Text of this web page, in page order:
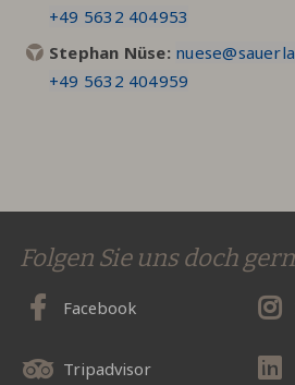
+49 5632 404953
Stephan Nüse:
+49 5632 404959
Folgen Sie uns doch
Facebook
Tripadvisor